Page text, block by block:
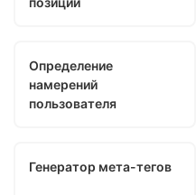
Определение
намерений
пользователя
Генератор мета-тегов